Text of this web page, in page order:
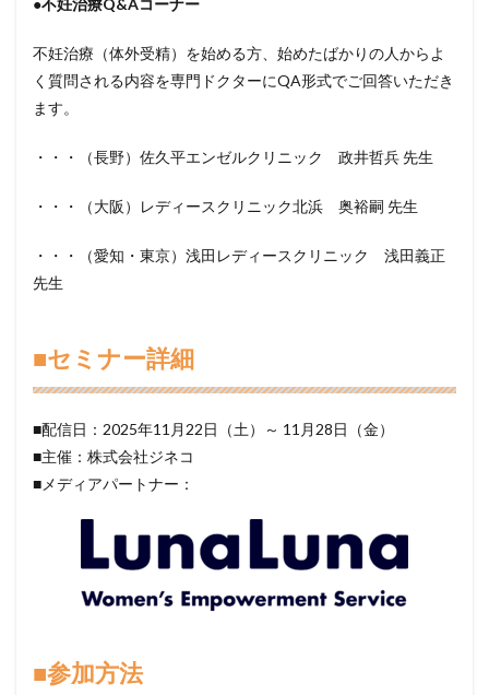
●不妊治療Q&Aコーナー
不妊治療（体外受精）を始める方、始めたばかりの人からよ
く質問される内容を専門ドクターにQA形式でご回答いただき
ます。
・・・（長野）佐久平エンゼルクリニック 政井哲兵 先生
・・・（大阪）レディースクリニック北浜 奥裕嗣 先生
・・・（愛知・東京）浅田レディースクリニック 浅田義正
先生
■セミナー詳細
■配信日：2025年11月22日（土）～ 11月28日（金）
■主催：株式会社ジネコ
■メディアパートナー：
■参加方法